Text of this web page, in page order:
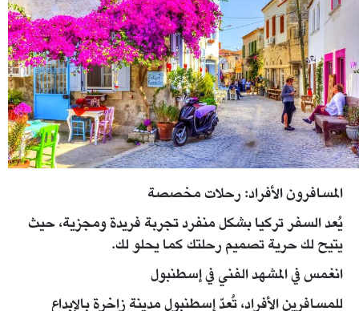
المسافرون الأفراد: رحلات مخصصة
يُعد السفر تركيا بشكل منفرد تجربة فريدة ومجزية، حيث
يتيح لك حرية تصميم رحلتك كما يحلو لك.
انغمس في المشهد الفني في إسطنبول
للمسافرين الأفراد، تُعدّ إسطنبول مدينة زاخرة بالإبداع